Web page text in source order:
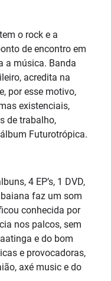
o rock e a
de encontro em
a música. Banda
acredita na
por esse motivo,
existenciais,
de trabalho,
Futurotrópica.
4 EP’s, 1 DVD,
faz um som
conhecida por
nos palcos, sem
e do bom
e provocadoras,
axé music e do